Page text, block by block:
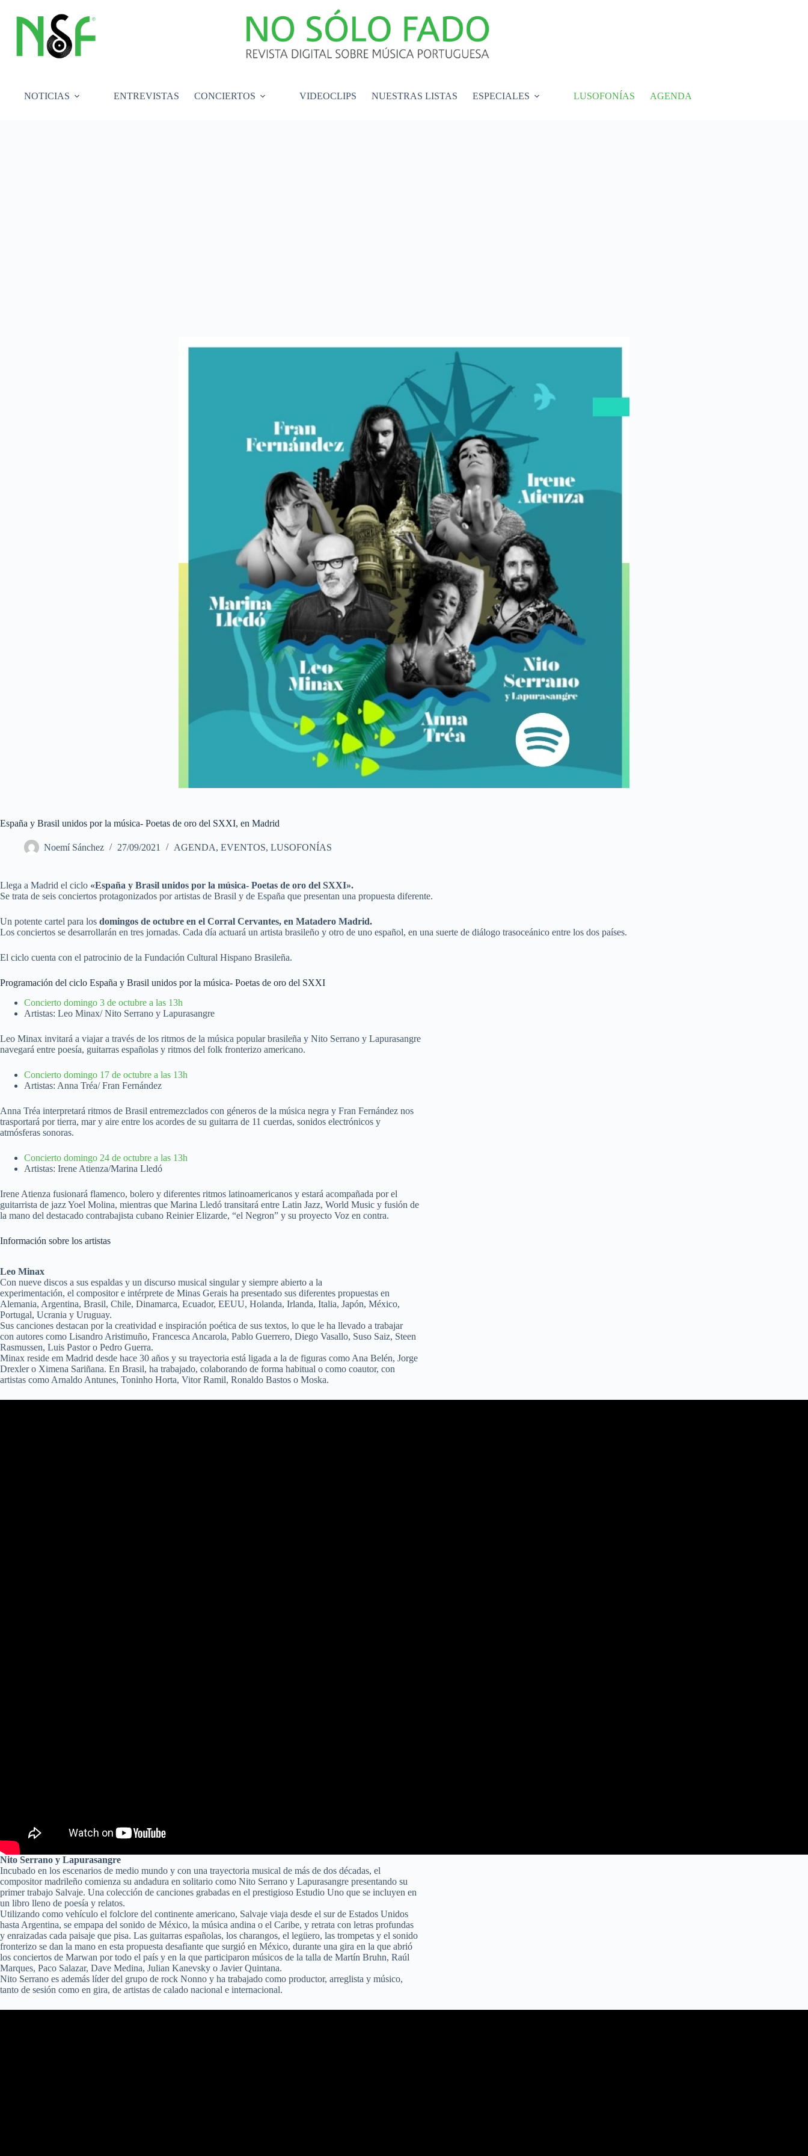
contenido
NOTICIAS ENTREVISTAS CONCIERTOS VIDEOCLIPS NUESTRAS LISTAS ESPECIALES LUSOFONÍAS AGENDA
España y Brasil unidos por la música- Poetas de oro del SXXI, en Madrid
Noemí Sánchez 27/09/2021 AGENDA, EVENTOS, LUSOFONÍAS
Llega a Madrid el ciclo «España y Brasil unidos por la música- Poetas de oro del SXXI».
Se trata de seis conciertos protagonizados por artistas de Brasil y de España que presentan una propuesta diferente.
Un potente cartel para los domingos de octubre en el Corral Cervantes, en Matadero Madrid.
Los conciertos se desarrollarán en tres jornadas. Cada día actuará un artista brasileño y otro de uno español, en una suerte de diálogo trasoceánico entre los dos países.
El ciclo cuenta con el patrocinio de la Fundación Cultural Hispano Brasileña.
Programación del ciclo España y Brasil unidos por la música- Poetas de oro del SXXI
Concierto domingo 3 de octubre a las 13h
Artistas: Leo Minax/ Nito Serrano y Lapurasangre
Leo Minax invitará a viajar a través de los ritmos de la música popular brasileña y Nito Serrano y Lapurasangre
navegará entre poesía, guitarras españolas y ritmos del folk fronterizo americano.
Concierto domingo 17 de octubre a las 13h
Artistas: Anna Tréa/ Fran Fernández
Anna Tréa interpretará ritmos de Brasil entremezclados con géneros de la música negra y Fran Fernández nos
trasportará por tierra, mar y aire entre los acordes de su guitarra de 11 cuerdas, sonidos electrónicos y
atmósferas sonoras.
Concierto domingo 24 de octubre a las 13h
Artistas: Irene Atienza/Marina Lledó
Irene Atienza fusionará flamenco, bolero y diferentes ritmos latinoamericanos y estará acompañada por el
guitarrista de jazz Yoel Molina, mientras que Marina Lledó transitará entre Latin Jazz, World Music y fusión de
la mano del destacado contrabajista cubano Reinier Elizarde, “el Negron” y su proyecto Voz en contra.
Información sobre los artistas
Leo Minax
Con nueve discos a sus espaldas y un discurso musical singular y siempre abierto a la
experimentación, el compositor e intérprete de Minas Gerais ha presentado sus diferentes propuestas en
Alemania, Argentina, Brasil, Chile, Dinamarca, Ecuador, EEUU, Holanda, Irlanda, Italia, Japón, México,
Portugal, Ucrania y Uruguay.
Sus canciones destacan por la creatividad e inspiración poética de sus textos, lo que le ha llevado a trabajar
con autores como Lisandro Aristimuño, Francesca Ancarola, Pablo Guerrero, Diego Vasallo, Suso Saiz, Steen
Rasmussen, Luis Pastor o Pedro Guerra.
Minax reside em Madrid desde hace 30 años y su trayectoria está ligada a la de figuras como Ana Belén, Jorge
Drexler o Ximena Sariñana. En Brasil, ha trabajado, colaborando de forma habitual o como coautor, con
artistas como Arnaldo Antunes, Toninho Horta, Vitor Ramil, Ronaldo Bastos o Moska.
Nito Serrano y Lapurasangre
Incubado en los escenarios de medio mundo y con una trayectoria musical de más de dos décadas, el
compositor madrileño comienza su andadura en solitario como Nito Serrano y Lapurasangre presentando su
primer trabajo Salvaje. Una colección de canciones grabadas en el prestigioso Estudio Uno que se incluyen en
un libro lleno de poesía y relatos.
Utilizando como vehículo el folclore del continente americano, Salvaje viaja desde el sur de Estados Unidos
hasta Argentina, se empapa del sonido de México, la música andina o el Caribe, y retrata con letras profundas
y enraizadas cada paisaje que pisa. Las guitarras españolas, los charangos, el legüero, las trompetas y el sonido
fronterizo se dan la mano en esta propuesta desafiante que surgió en México, durante una gira en la que abrió
los conciertos de Marwan por todo el país y en la que participaron músicos de la talla de Martín Bruhn, Raúl
Marques, Paco Salazar, Dave Medina, Julian Kanevsky o Javier Quintana.
Nito Serrano es además líder del grupo de rock Nonno y ha trabajado como productor, arreglista y músico,
tanto de sesión como en gira, de artistas de calado nacional e internacional.